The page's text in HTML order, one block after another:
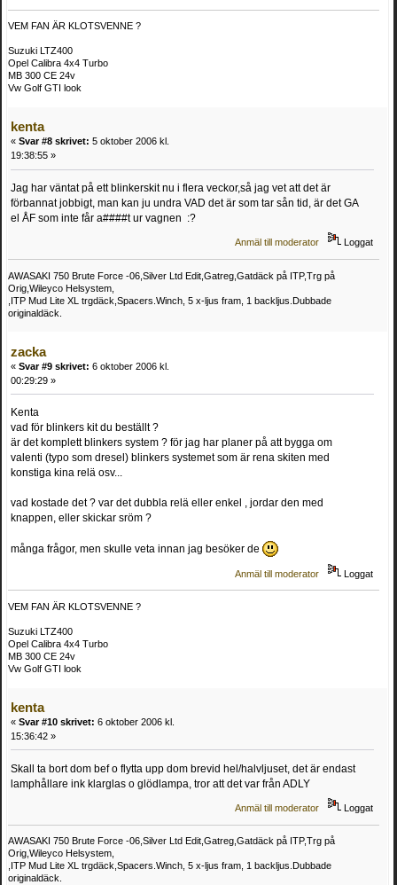
VEM FAN ÄR KLOTSVENNE ?
Suzuki LTZ400
Opel Calibra 4x4 Turbo
MB 300 CE 24v
Vw Golf GTI look
kenta
« Svar #8 skrivet: 5 oktober 2006 kl.
19:38:55 »
Jag har väntat på ett blinkerskit nu i flera veckor,så jag vet att det är
förbannat jobbigt, man kan ju undra VAD det är som tar sån tid, är det GA
el ÅF som inte får a####t ur vagnen :?
Anmäl till moderator Loggat
AWASAKI 750 Brute Force -06,Silver Ltd Edit,Gatreg,Gatdäck på ITP,Trg på
Orig,Wileyco Helsystem,
,ITP Mud Lite XL trgdäck,Spacers.Winch, 5 x-ljus fram, 1 backljus.Dubbade
originaldäck.
zacka
« Svar #9 skrivet: 6 oktober 2006 kl.
00:29:29 »
Kenta
vad för blinkers kit du beställt ?
är det komplett blinkers system ? för jag har planer på att bygga om
valenti (typo som dresel) blinkers systemet som är rena skiten med
konstiga kina relä osv...
vad kostade det ? var det dubbla relä eller enkel , jordar den med
knappen, eller skickar sröm ?
många frågor, men skulle veta innan jag besöker de
Anmäl till moderator Loggat
VEM FAN ÄR KLOTSVENNE ?
Suzuki LTZ400
Opel Calibra 4x4 Turbo
MB 300 CE 24v
Vw Golf GTI look
kenta
« Svar #10 skrivet: 6 oktober 2006 kl.
15:36:42 »
Skall ta bort dom bef o flytta upp dom brevid hel/halvljuset, det är endast
lamphållare ink klarglas o glödlampa, tror att det var från ADLY
Anmäl till moderator Loggat
AWASAKI 750 Brute Force -06,Silver Ltd Edit,Gatreg,Gatdäck på ITP,Trg på
Orig,Wileyco Helsystem,
,ITP Mud Lite XL trgdäck,Spacers.Winch, 5 x-ljus fram, 1 backljus.Dubbade
originaldäck.